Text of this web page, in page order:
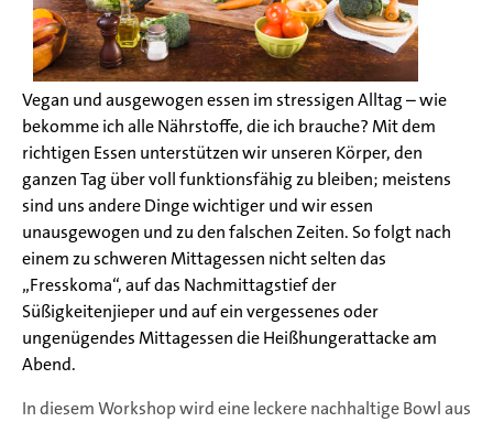
Vegan und ausgewogen essen im stressigen Alltag – wie
bekomme ich alle Nährstoffe, die ich brauche? Mit dem
richtigen Essen unterstützen wir unseren Körper, den
ganzen Tag über voll funktionsfähig zu bleiben; meistens
sind uns andere Dinge wichtiger und wir essen
unausgewogen und zu den falschen Zeiten. So folgt nach
einem zu schweren Mittagessen nicht selten das
„Fresskoma“, auf das Nachmittagstief der
Süßigkeitenjieper und auf ein vergessenes oder
ungenügendes Mittagessen die Heißhungerattacke am
Abend.
In diesem Workshop wird eine leckere nachhaltige Bowl aus